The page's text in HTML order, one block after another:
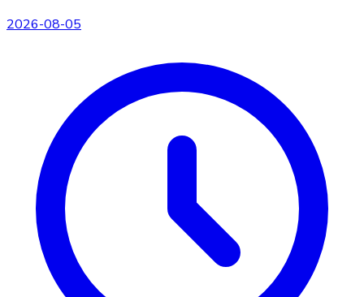
2026-08-05